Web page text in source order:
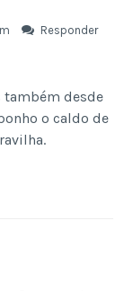
Responder
também desde
o caldo de